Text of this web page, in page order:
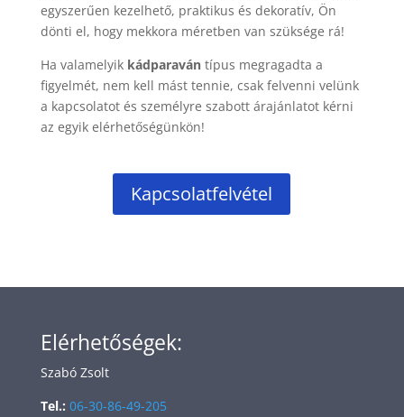
egyszerűen kezelhető, praktikus és dekoratív, Ön
dönti el, hogy mekkora méretben van szüksége rá!
Ha valamelyikkádparavántípus megragadta a
figyelmét, nem kell mást tennie, csak felvenni velünk
a kapcsolatot és személyre szabott árajánlatot kérni
az egyik elérhetőségünkön!
Kapcsolatfelvétel
Elérhetőségek:
Szabó Zsolt
Tel.: 06-30-86-49-205